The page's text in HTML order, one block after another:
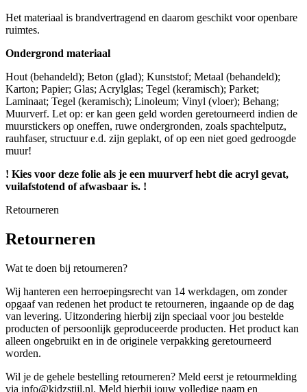
Het materiaal is brandvertragend en daarom geschikt voor openbare
ruimtes.
Ondergrond materiaal
Hout (behandeld); Beton (glad); Kunststof; Metaal (behandeld);
Karton; Papier; Glas; Acrylglas; Tegel (keramisch); Parket;
Laminaat; Tegel (keramisch); Linoleum; Vinyl (vloer); Behang;
Muurverf. Let op: er kan geen geld worden geretourneerd indien de
muurstickers op oneffen, ruwe ondergronden, zoals spachtelputz,
rauhfaser, structuur e.d. zijn geplakt, of op een niet goed gedroogde
muur!
! Kies voor deze folie als je een muurverf hebt die acryl gevat,
vuilafstotend of afwasbaar is. !
Retourneren
Retourneren
Wat te doen bij retourneren?
Wij hanteren een herroepingsrecht van 14 werkdagen, om zonder
opgaaf van redenen het product te retourneren, ingaande op de dag
van levering. Uitzondering hierbij zijn speciaal voor jou bestelde
producten of persoonlijk geproduceerde producten. Het product kan
alleen ongebruikt en in de originele verpakking geretourneerd
worden.
Wil je de gehele bestelling retourneren? Meld eerst je retourmelding
via info@kidzstijl.nl. Meld hierbij jouw volledige naam en